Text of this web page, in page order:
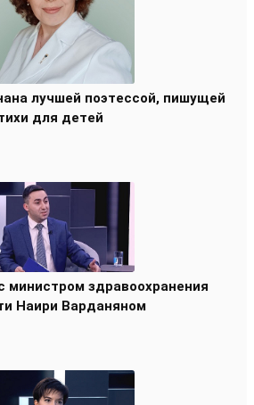
лучшей поэтессой, пишущей
для детей
министром здравоохранения
Наири Варданяном